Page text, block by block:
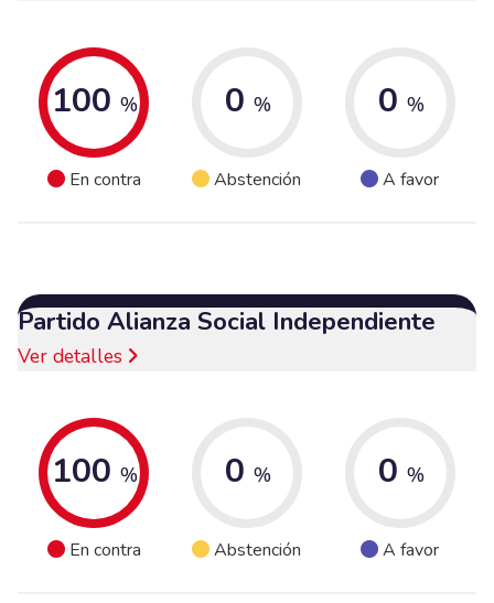
100 %
En contra
0 %
Abstención
0 %
A favor
Partido Alianza Social Independiente
Ver detalles
100 %
En contra
0 %
Abstención
0 %
A favor